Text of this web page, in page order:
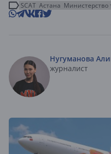
SCAT Астана Министерство
Нугуманова
журналист